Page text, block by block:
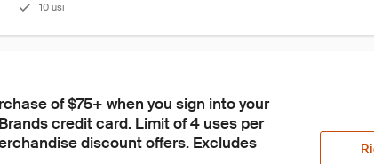
10 usi
of $75+ when you sign into your
credit card. Limit of 4 uses per
discount offers. Excludes